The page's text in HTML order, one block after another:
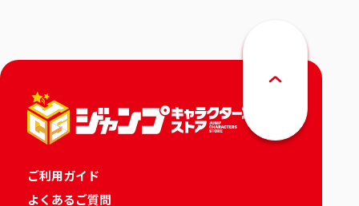
ご利用ガイド
よくあるご質問